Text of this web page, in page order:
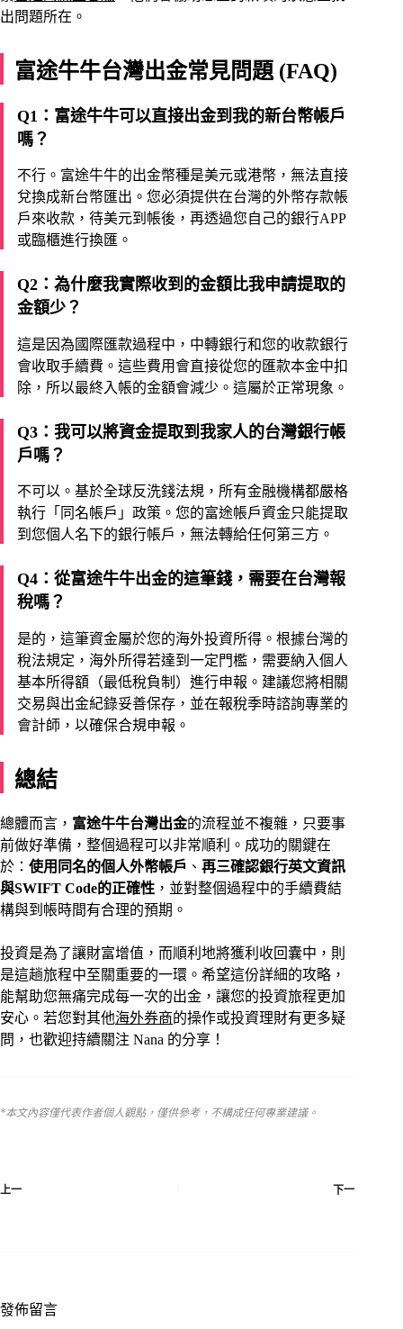
出問題所在。
富途牛牛台灣出金常見問題 (FAQ)
Q1：富途牛牛可以直接出金到我的新台幣帳戶
嗎？
不行。富途牛牛的出金幣種是美元或港幣，無法直接
兌換成新台幣匯出。您必須提供在台灣的外幣存款帳
戶來收款，待美元到帳後，再透過您自己的銀行APP
或臨櫃進行換匯。
Q2：為什麼我實際收到的金額比我申請提取的
金額少？
這是因為國際匯款過程中，中轉銀行和您的收款銀行
會收取手續費。這些費用會直接從您的匯款本金中扣
除，所以最終入帳的金額會減少。這屬於正常現象。
Q3：我可以將資金提取到我家人的台灣銀行帳
戶嗎？
不可以。基於全球反洗錢法規，所有金融機構都嚴格
執行「同名帳戶」政策。您的富途帳戶資金只能提取
到您個人名下的銀行帳戶，無法轉給任何第三方。
Q4：從富途牛牛出金的這筆錢，需要在台灣報
稅嗎？
是的，這筆資金屬於您的海外投資所得。根據台灣的
稅法規定，海外所得若達到一定門檻，需要納入個人
基本所得額（最低稅負制）進行申報。建議您將相關
交易與出金紀錄妥善保存，並在報稅季時諮詢專業的
會計師，以確保合規申報。
總結
總體而言， 富途牛牛台灣出金的流程並不複雜，只要事
前做好準備，整個過程可以非常順利。成功的關鍵在
於： 使用同名的個人外幣帳戶 、 再三確認銀行英文資訊
與SWIFT Code的正確性 ，並對整個過程中的手續費結
構與到帳時間有合理的預期。
投資是為了讓財富增值，而順利地將獲利收回囊中，則
是這趟旅程中至關重要的一環。希望這份詳細的攻略，
能幫助您無痛完成每一次的出金，讓您的投資旅程更加
安心。若您對其他海外券商的操作或投資理財有更多疑
問，也歡迎持續關注 Nana 的分享！
*本文內容僅代表作者個人觀點，僅供參考，不構成任何專業建議。
上一 下一
發佈留言